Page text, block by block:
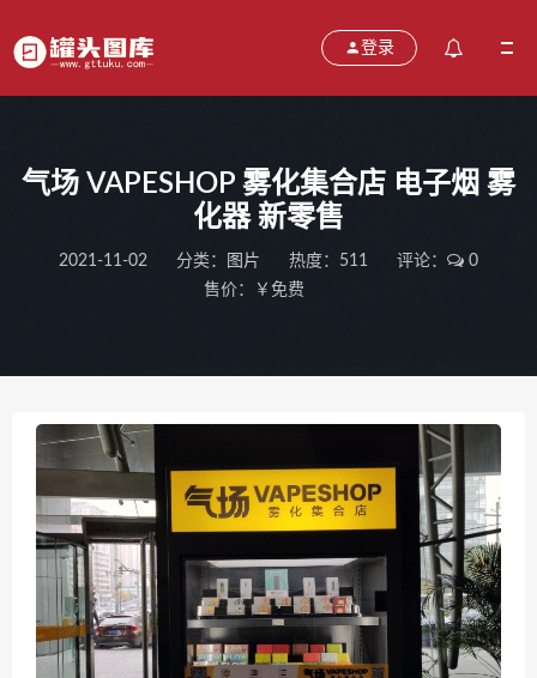
登录
气场 VAPESHOP 雾化集合店 电子烟 雾
化器 新零售
2021-11-02 分类： 图片 热度：511 评论：
0
售价：￥免费